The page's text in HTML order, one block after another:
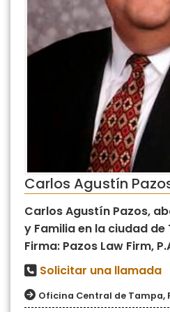
Carlos Agustín
Carlos Agustín Pazos,
y Familia en la ciudad de
Firma: Pazos Law Firm,
Solicitar una llamada
Oficina Central de Tampa,